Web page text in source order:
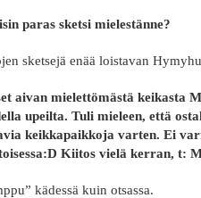
paras sketsi mielestänne?
sketsejä enää loistavan
aivan mielettömästä keikasta
upeilta. Tuli mieleen, että
keikkapaikkoja varten. Ei
Kiitos vielä kerran, t:
kädessä kuin otsassa.